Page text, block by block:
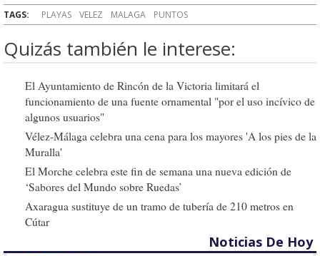
TAGS: PLAYAS VELEZ MALAGA PUNTOS
Quizás también le interese:
El Ayuntamiento de Rincón de la Victoria limitará el
funcionamiento de una fuente ornamental "por el uso incívico de
algunos usuarios"
Vélez-Málaga celebra una cena para los mayores 'A los pies de la
Muralla'
El Morche celebra este fin de semana una nueva edición de
‘Sabores del Mundo sobre Ruedas’
Axaragua sustituye de un tramo de tubería de 210 metros en
Cútar
Noticias De Hoy